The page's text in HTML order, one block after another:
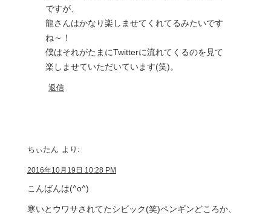
ですが、
龍さんはかなり楽しませてくれてるみたいです
ね～！
僕はそれがたまにTwitterに流れてくるのを見て
楽しませていただいています(笑)。
返信
ちぃたん より:
2016年10月19日 10:28 PM
こんばんは(^o^)
寒いとウワサされてたシビック(笑)ペンギンどころか、